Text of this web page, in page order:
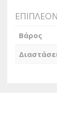
Βάρος